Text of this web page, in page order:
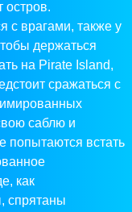
остров.
с врагами, также у
держаться
на Pirate Island,
сражаться с
саблю и
попытаются встать
как
спрятаны